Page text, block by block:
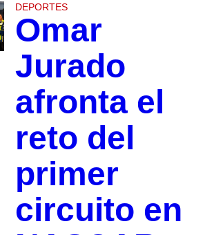
DEPORTES
Omar
Jurado
afronta el
reto del
primer
circuito en